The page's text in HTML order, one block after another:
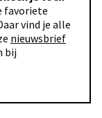
favoriete
vind je alle
nieuwsbrief
bij